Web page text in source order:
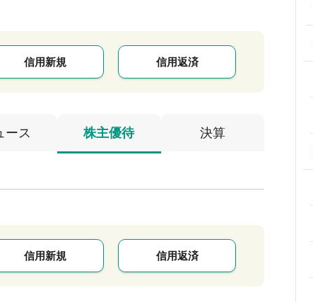
信用新規 信用返済
ース 株主優待 決算
信用新規 信用返済